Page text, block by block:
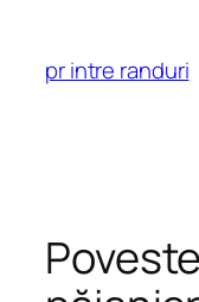
content
pr intre randuri